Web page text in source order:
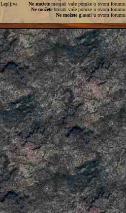
Lepljiva
Ne možetemenjati vaše poruke u ovom forumu
Ne možetebrisati vaše poruke u ovom forumu
Ne možete glasati u ovom forumu